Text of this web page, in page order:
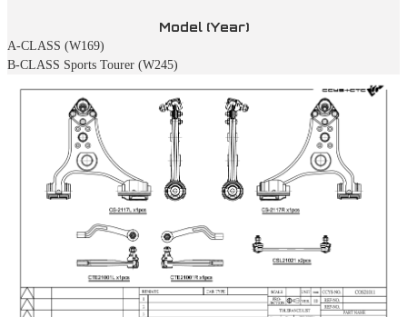
Model (Year)
A-CLASS (W169)
B-CLASS Sports Tourer (W245)